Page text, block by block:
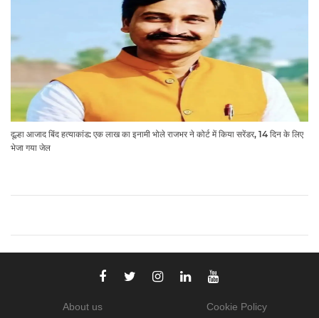
दूल्हा आजाद बिंद हत्याकांड: एक लाख का इनामी भोले राजभर ने कोर्ट में किया सरेंडर, 14 दिन के लिए
भेजा गया जेल
About us Cookie Policy